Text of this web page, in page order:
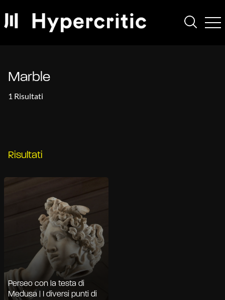
Marble
1 Risultati
Risultati
Perseo con la testa di
Medusa | I diversi punti di